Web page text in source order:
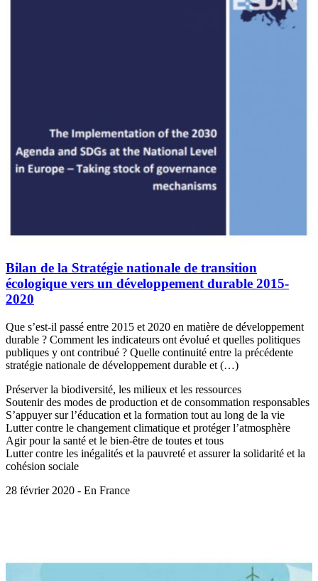
Bilan de la Stratégie nationale de transition
écologique vers un développement durable 2015-
2020
Que s’est-il passé entre 2015 et 2020 en matière de développement
durable ? Comment les indicateurs ont évolué et quelles politiques
publiques y ont contribué ? Quelle continuité entre la précédente
stratégie nationale de développement durable et (…)
Préserver la biodiversité, les milieux et les ressources
Soutenir des modes de production et de consommation responsables
S’appuyer sur l’éducation et la formation tout au long de la vie
Lutter contre le changement climatique et protéger l’atmosphère
Agir pour la santé et le bien-être de toutes et tous
Lutter contre les inégalités et la pauvreté et assurer la solidarité et la
cohésion sociale
28 février 2020 - En France